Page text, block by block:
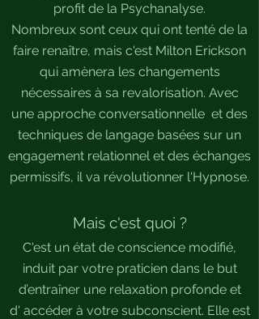
profit de la Psychanalyse.
Nombreux sont ceux qui ont tenté de la
faire renaître, mais c'est Milton Erickson
qui amènera les changements
nécessaires à sa revalorisation. Avec
une approche conversationnelle et des
techniques de langage basées sur un
engagement relationnel et des échanges
permissifs, il va révolutionner l'Hypnose.
Mais c'est quoi ?
C'est un état de conscience modifié,
induit par votre praticien dans le but
d’entraîner une relaxation profonde et
d' accéder à votre subconscient. Elle est